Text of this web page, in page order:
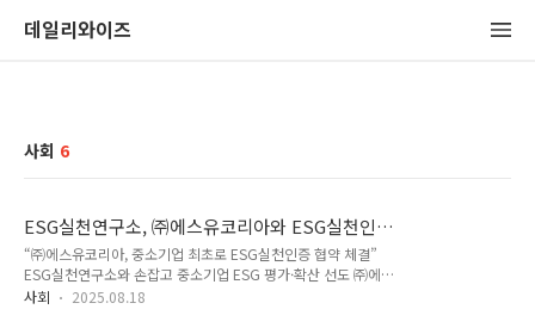
데일리와이즈
사회 6
ESG실천연구소, ㈜에스유코리아와 ESG실천인
증 협약 체결 - 중소기업 ESG 평가 확산 계기
“㈜에스유코리아, 중소기업 최초로 ESG실천인증 협약 체결”
ESG실천연구소와 손잡고 중소기업 ESG 평가·확산 선도 ㈜에
스유코리아(대표 신정선)는 2025년 8월 18일 ESG실천연구소
사회 2025.08.18